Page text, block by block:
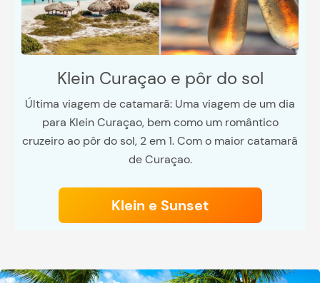
Klein Curaçao e pôr do sol
Última viagem de catamarã: Uma viagem de um dia
para Klein Curaçao, bem como um romântico
cruzeiro ao pôr do sol, 2 em 1. Com o maior catamarã
de Curaçao.
Klein e Sunset